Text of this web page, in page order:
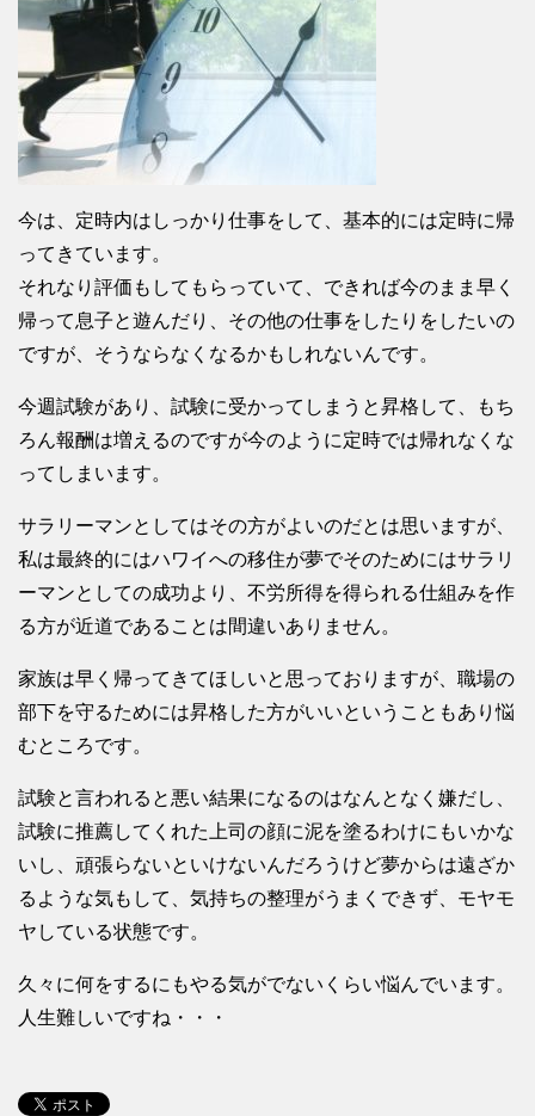
今は、定時内はしっかり仕事をして、基本的には定時に帰
ってきています。
それなり評価もしてもらっていて、できれば今のまま早く
帰って息子と遊んだり、その他の仕事をしたりをしたいの
ですが、そうならなくなるかもしれないんです。
今週試験があり、試験に受かってしまうと昇格して、もち
ろん報酬は増えるのですが今のように定時では帰れなくな
ってしまいます。
サラリーマンとしてはその方がよいのだとは思いますが、
私は最終的にはハワイへの移住が夢でそのためにはサラリ
ーマンとしての成功より、不労所得を得られる仕組みを作
る方が近道であることは間違いありません。
家族は早く帰ってきてほしいと思っておりますが、職場の
部下を守るためには昇格した方がいいということもあり悩
むところです。
試験と言われると悪い結果になるのはなんとなく嫌だし、
試験に推薦してくれた上司の顔に泥を塗るわけにもいかな
いし、頑張らないといけないんだろうけど夢からは遠ざか
るような気もして、気持ちの整理がうまくできず、モヤモ
ヤしている状態です。
久々に何をするにもやる気がでないくらい悩んでいます。
人生難しいですね・・・